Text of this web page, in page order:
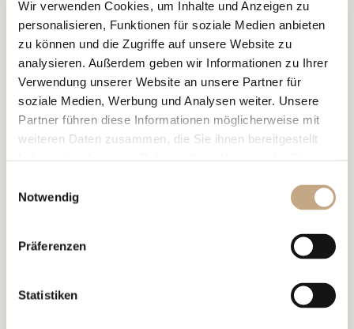
Wir verwenden Cookies, um Inhalte und Anzeigen zu
personalisieren, Funktionen für soziale Medien anbieten
zu können und die Zugriffe auf unsere Website zu
analysieren. Außerdem geben wir Informationen zu Ihrer
Verwendung unserer Website an unsere Partner für
soziale Medien, Werbung und Analysen weiter. Unsere
Partner führen diese Informationen möglicherweise mit
weiteren Daten zusammen, die Sie ihnen bereitgestellt
Notwendig
Präferenzen
Statistiken
Weitere Artikel
NEWS
Bundesverwaltungsgericht hebt
FINMA-Enforcement-